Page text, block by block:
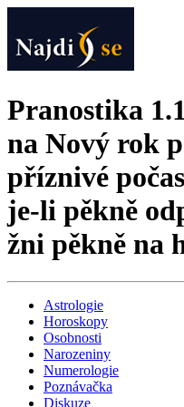
Pranostika
na Nový rok
příznivé
je-li pěkně
žni pěkně na
Astrologie
Horoskopy
Osobnosti
Narozeniny
Numerologie
Poznávačka
Diskuze